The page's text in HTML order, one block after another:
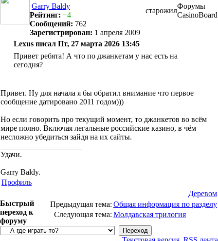
Garry Baldy
Рейтинг: +4
Сообщений: 762
Зарегистрирован: 1 апреля 2009
старожил
Форумы
CasinoBoard
Lexus писал Пт, 27 марта 2026 13:45
Привет ребята! А что по джанкетам у нас есть на
сегодня?
Привет. Ну для начала я бы обратил внимание что первое
сообщение датировано 2011 годом)))
Но если говорить про текущий момент, то джанкетов во всём
мире полно. Включая легальные российские казино, в чём
несложно убедиться зайдя на их сайты.
Удачи.
Garry Baldy.
Профиль
Деревом
Предыдущая тема: Общая информация по разделу
Следующая тема: Молдавская трилогия
Быстрый
переход к
форуму